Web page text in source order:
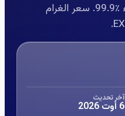
الذهب عيار 24 الخالص — نقاء ٪99.9. سعر الغرام
آخر تحديث
6 أوت 2026